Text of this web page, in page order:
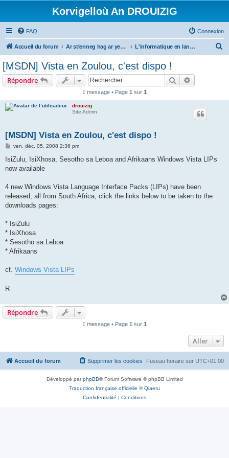
Korvigelloù An DROUIZIG
FAQ Connexion
Accueil du forum Ar stlenneg hag ar yezhoù bihan er bed a-bezh L'informatique en langues régionales et minoritaires
[MSDN] Vista en Zoulou, c'est dispo !
Répondre Rechercher
1 message • Page 1 sur 1
drouizig
Site Admin
[MSDN] Vista en Zoulou, c'est dispo !
M
s
a
ven. déc. 05, 2008 2:36 pm
IsiZulu, IsiXhosa, Sesotho sa Leboa and Afrikaans Windows Vista LIPs
now available
4 new Windows Vista Language Interface Packs (LIPs) have been
released, all from South Africa, click the links below to be taken to the
downloads pages:
* IsiZulu
* IsiXhosa
* Sesotho sa Leboa
* Afrikaans
cf. Windows Vista LIPs
R
Répondre
1 message • Page 1 sur 1
Aller
Accueil du forum Fuseau horaire sur UTC+01:00
Supprimer les cookies
Développé parphpBB® Forum Software © phpBB Limited
Traduction française officielle ©Qiaeru
Confidentialité | Conditions